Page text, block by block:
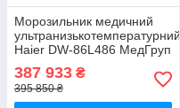
Морозильник медичний
ультранизькотемпературний
Haier DW-86L486 МедГруп
387 933 ₴
395 850 ₴